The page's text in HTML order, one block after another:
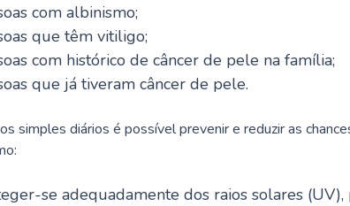
com albinismo;
que têm vitiligo;
com histórico de câncer de pele na família;
que já tiveram câncer de pele.
simples diários é possível prevenir e reduzir as
se adequadamente dos raios solares